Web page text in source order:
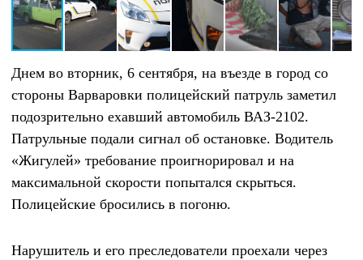
Днем во вторник, 6 сентября, на въезде в город со
стороны Варваровки полицейский патруль заметил
подозрительно ехавший автомобиль ВАЗ-2102.
Патрульные подали сигнал об остановке. Водитель
«Жигулей» требование проигнорировал и на
максимальной скорости попытался скрыться.
Полицейские бросились в погоню.
Нарушитель и его преследователи проехали через